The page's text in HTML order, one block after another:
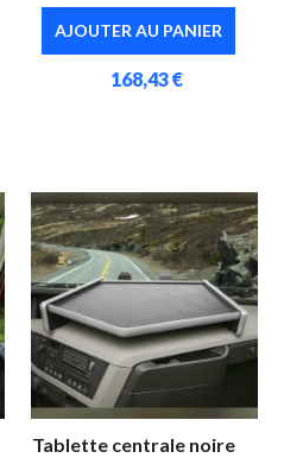
AJOUTER AU PANIER
168,43 €
Tablette centrale noire